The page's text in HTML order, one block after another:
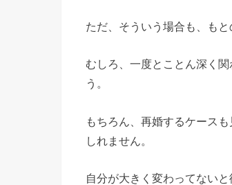
ただ、そういう場合も、も
むしろ、一度とことん深く
う。
もちろん、再婚するケース
しれません。
自分が大きく変わってない